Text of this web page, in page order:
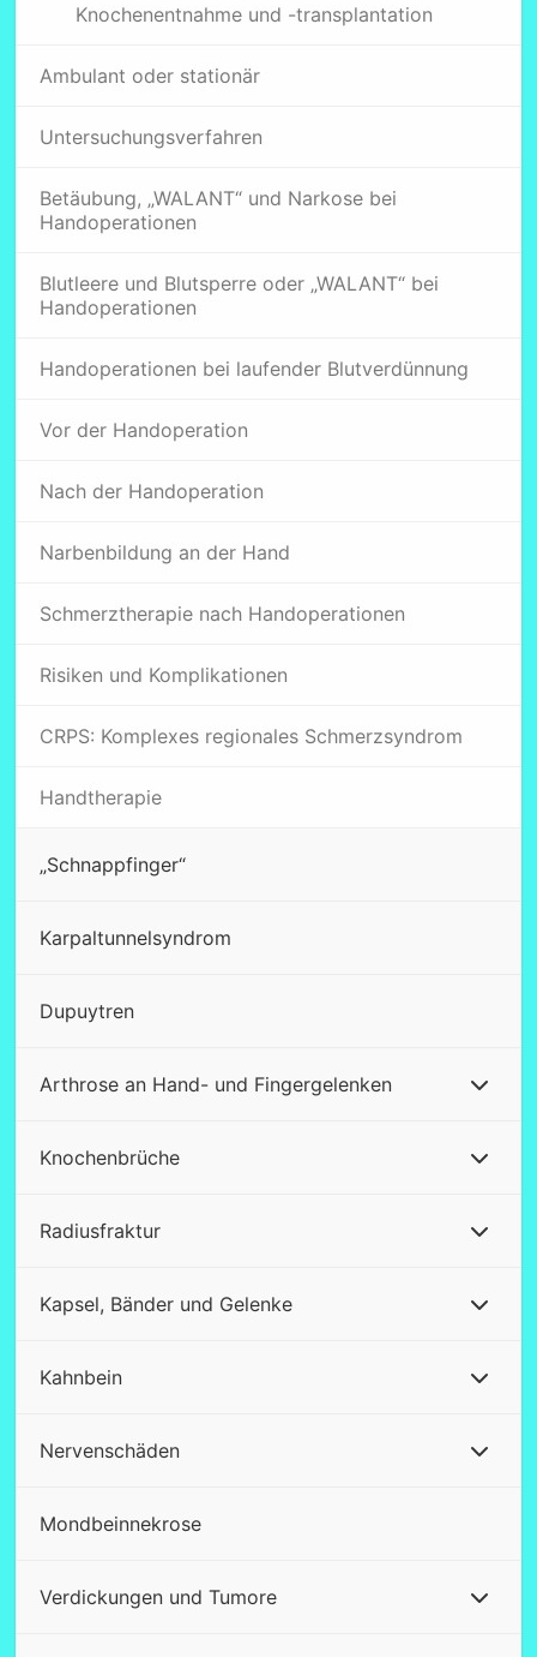
Knochenentnahme und -transplantation
Ambulant oder stationär
Untersuchungsverfahren
Betäubung, „WALANT“ und Narkose bei
Handoperationen
Blutleere und Blutsperre oder „WALANT“ bei
Handoperationen
Handoperationen bei laufender Blutverdünnung
Vor der Handoperation
Nach der Handoperation
Narbenbildung an der Hand
Schmerztherapie nach Handoperationen
Risiken und Komplikationen
CRPS: Komplexes regionales Schmerzsyndrom
Handtherapie
„Schnappfinger“
Karpaltunnelsyndrom
Dupuytren
Arthrose an Hand- und Fingergelenken
Knochenbrüche
Radiusfraktur
Kapsel, Bänder und Gelenke
Kahnbein
Nervenschäden
Mondbeinnekrose
Verdickungen und Tumore